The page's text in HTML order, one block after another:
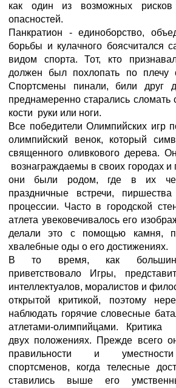
как один из возможных
опасностей.
Панкратион - единоборство,
борьбы и кулачного боясчитался
видом спорта. Тот, кто
должен был похлопать по плечу
Спортсмены пинали, били друг
преднамеренно старались сломать
кости руки или ноги.
Все победители Олимпийских игр
олимпийский венок, который
священного оливкового дерева.
вознаграждаемы в своих городах и
они были родом, где в их
праздничные встречи,
процессии. Часто в городской
атлета увековечивалось его
делали это с помощью камня,
хвалебные оды о его достижениях.
В то время, как
приветствовало Игры,
интеллектуалов, моралистов и
открытой критикой, поэтому
наблюдать горячие словесные
атлетами-олимпийцами. Критика
двух положениях. Прежде всего
правильности и
спортсменов, когда телесные
ставились выше его